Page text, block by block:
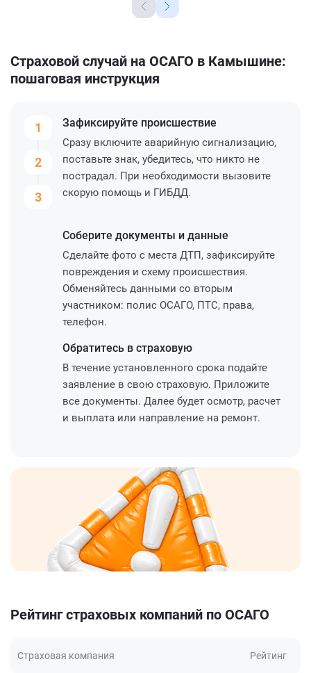
Страховой случай на ОСАГО в Камышине:
пошаговая инструкция
1
2
3
Зафиксируйте происшествие
Сразу включите аварийную сигнализацию,
поставьте знак, убедитесь, что никто не
пострадал. При необходимости вызовите
скорую помощь и ГИБДД.
Соберите документы и данные
Сделайте фото с места ДТП, зафиксируйте
повреждения и схему происшествия.
Обменяйтесь данными со вторым
участником: полис ОСАГО, ПТС, права,
телефон.
Обратитесь в страховую
В течение установленного срока подайте
заявление в свою страховую. Приложите
все документы. Далее будет осмотр, расчет
и выплата или направление на ремонт.
Рейтинг страховых компаний по ОСАГО
Страховая компания Рейтинг